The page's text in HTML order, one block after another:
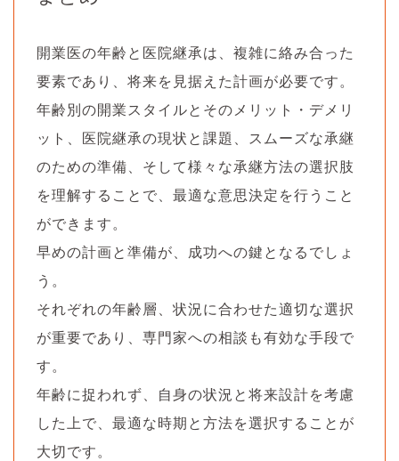
開業医の年齢と医院継承は、複雑に絡み合った
要素であり、将来を見据えた計画が必要です。
年齢別の開業スタイルとそのメリット・デメリ
ット、医院継承の現状と課題、スムーズな承継
のための準備、そして様々な承継方法の選択肢
を理解することで、最適な意思決定を行うこと
ができます。
早めの計画と準備が、成功への鍵となるでしょ
う。
それぞれの年齢層、状況に合わせた適切な選択
が重要であり、専門家への相談も有効な手段で
す。
年齢に捉われず、自身の状況と将来設計を考慮
した上で、最適な時期と方法を選択することが
大切です。